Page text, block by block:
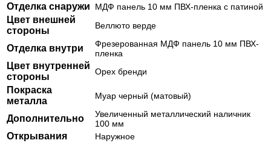
Отделка снаружи МДФ панель 10 мм ПВХ-пленка с патиной
Цвет внешней
стороны
Веллюто верде
Отделка внутри
Фрезерованная МДФ панель 10 мм ПВХ-
пленка
Цвет внутренней
стороны
Орех бренди
Покраска
металла
Муар черный (матовый)
Дополнительно
Увеличенный металлический наличник
100 мм
Открывания Наружное